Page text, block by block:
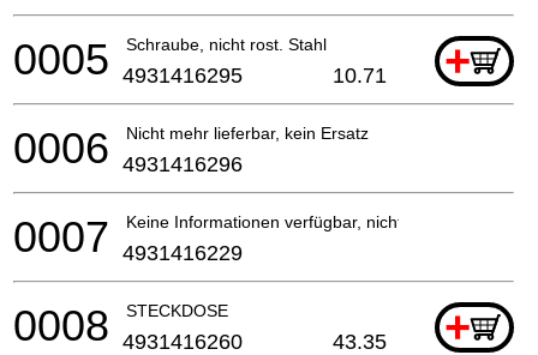
Schraube, nicht rost. Stahl +
0005 4931416295 10.71
Nicht mehr lieferbar, kein Ersatz
0006 4931416296
Keine Informationen verfügbar, nicht bestellbar
0007 4931416229
STECKDOSE +
0008 4931416260 43.35